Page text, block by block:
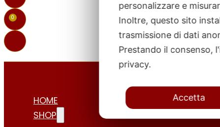
0
HOME
SHOP
personalizzare e
Inoltre, questo sito
trasmissione di dati
Prestando il consenso,
privacy.
Accetta